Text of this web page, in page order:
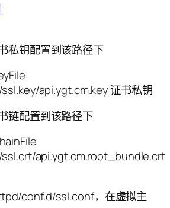
私钥配置到该路径下
api.ygt.cm.key 证书私钥
链配置到该路径下
api.ygt.cm.root_bundle.crt
conf.d/ssl.conf，在虚拟主